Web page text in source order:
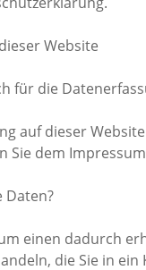
Website
für die
auf dieser
Sie dem
Daten?
einen dadurch
die Sie in